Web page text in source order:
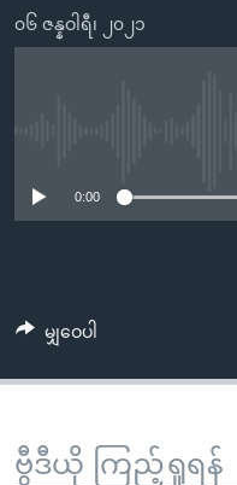
ကျော်
ကြည့်
ရှာဖွေ
နေရာ
သို့
အမေရိကန်သုံးအီဒီယံ
အပတ်စဉ်ကဏ္ဍများ
၀၆ ဇန္နဝါရီ၊ ၂၀၂၁
0:00
မျှဝေပါ
ဗွီဒီယို ကြည့်ရှုရန်